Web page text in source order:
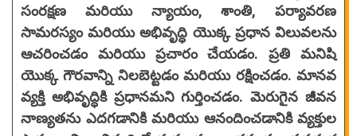
సంరక్షణ మరియు న్యాయం, శాంతి, పర్యావరణ
సామరస్యం మరియు అభివృద్ధి యొక్క ప్రధాన విలువలను
ఆచరించడం మరియు ప్రచారం చేయడం. ప్రతి మనిషి
యొక్క గౌరవాన్ని నిలబెట్టడం మరియు రక్షించడం. మానవ
వ్యక్తి అభివృద్ధికి ప్రధానమని గుర్తించడం. మెరుగైన జీవన
నాణ్యతను ఎదగడానికి మరియు ఆనందించడానికి వ్యక్తుల